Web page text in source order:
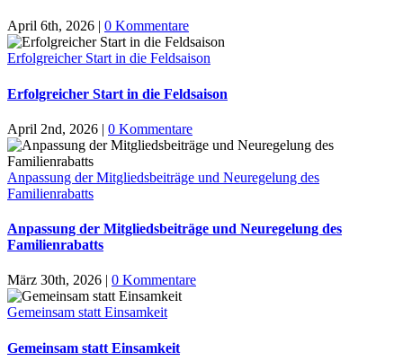
April 6th, 2026 | 0 Kommentare
Erfolgreicher Start in die Feldsaison
Erfolgreicher Start in die Feldsaison
April 2nd, 2026 | 0 Kommentare
Anpassung der Mitgliedsbeiträge und Neuregelung des
Familienrabatts
Anpassung der Mitgliedsbeiträge und Neuregelung des
Familienrabatts
März 30th, 2026 0 Kommentare
Gemeinsam statt Einsamkeit
Gemeinsam statt Einsamkeit